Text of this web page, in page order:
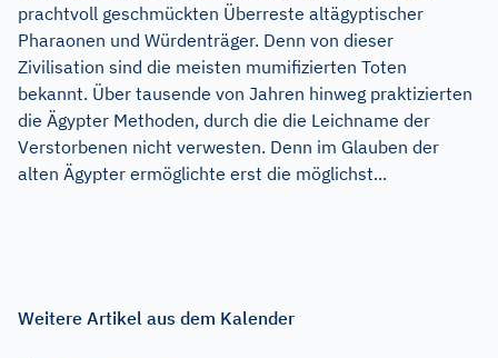
prachtvoll geschmückten Überreste altägyptischer
Pharaonen und Würdenträger. Denn von dieser
Zivilisation sind die meisten mumifizierten Toten
bekannt. Über tausende von Jahren hinweg praktizierten
die Ägypter Methoden, durch die die Leichname der
Verstorbenen nicht verwesten. Denn im Glauben der
alten Ägypter ermöglichte erst die möglichst...
Weitere Artikel aus dem Kalender